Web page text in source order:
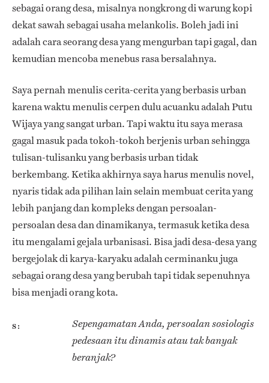
sebagai orang desa, misalnya nongkrong di warung kopi
dekat sawah sebagai usaha melankolis. Boleh jadi ini
adalah cara seorang desa yang mengurban tapi gagal, dan
kemudian mencoba menebus rasa bersalahnya.
Saya pernah menulis cerita-cerita yang berbasis urban
karena waktu menulis cerpen dulu acuanku adalah Putu
Wijaya yang sangat urban. Tapi waktu itu saya merasa
gagal masuk pada tokoh-tokoh berjenis urban sehingga
tulisan-tulisanku yang berbasis urban tidak
berkembang. Ketika akhirnya saya harus menulis novel,
nyaris tidak ada pilihan lain selain membuat cerita yang
lebih panjang dan kompleks dengan persoalan-
persoalan desa dan dinamikanya, termasuk ketika desa
itu mengalami gejala urbanisasi. Bisa jadi desa-desa yang
bergejolak di karya-karyaku adalah cerminanku juga
sebagai orang desa yang berubah tapi tidak sepenuhnya
bisa menjadi orang kota.
S
Sepengamatan Anda, persoalan sosiologis
pedesaan itu dinamis atau tak banyak
beranjak?